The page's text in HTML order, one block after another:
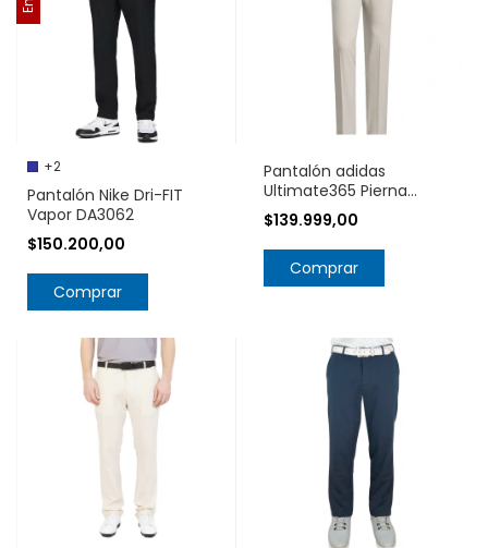
+2
Pantalón Nike Dri-FIT
Vapor DA3062
$150.200,00
Comprar
Pantalón adidas
Ultimate365 Pierna
Cónica KB9274
$139.999,00
Comprar